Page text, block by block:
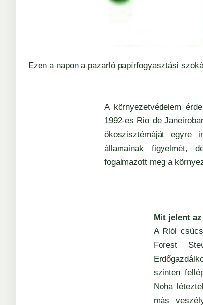
Ezen a napon a pazarló papírfogyasztási
A környezetvédelem
1992-es Rio de
ökoszisztémáját egyre
államainak figyelmét,
fogalmazott meg a
Mit jelent az
A Riói
Forest
szinten
Noha
más